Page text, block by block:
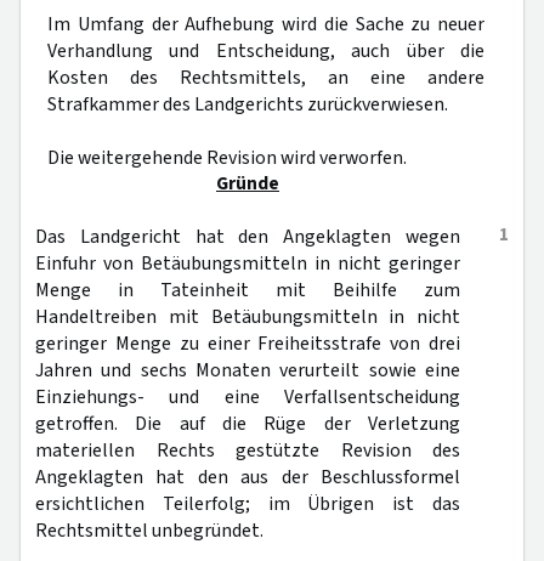
Im Umfang der Aufhebung wird die Sache zu neuer
Verhandlung und Entscheidung, auch über die
Kosten des Rechtsmittels, an eine andere
Strafkammer des Landgerichts zurückverwiesen.
Die weitergehende Revision wird verworfen.
Gründe
1
Das Landgericht hat den Angeklagten wegen
Einfuhr von Betäubungsmitteln in nicht geringer
Menge in Tateinheit mit Beihilfe zum
Handeltreiben mit Betäubungsmitteln in nicht
geringer Menge zu einer Freiheitsstrafe von drei
Jahren und sechs Monaten verurteilt sowie eine
Einziehungs- und eine Verfallsentscheidung
getroffen. Die auf die Rüge der Verletzung
materiellen Rechts gestützte Revision des
Angeklagten hat den aus der Beschlussformel
ersichtlichen Teilerfolg; im Übrigen ist das
Rechtsmittel unbegründet.